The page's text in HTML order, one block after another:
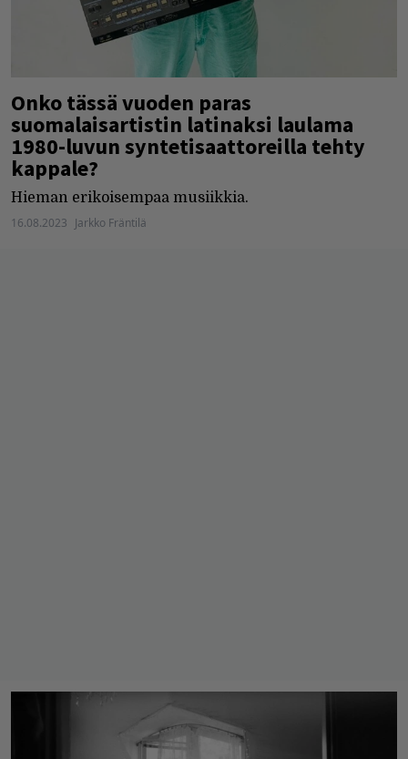
Onko tässä vuoden paras
suomalaisartistin latinaksi laulama
1980-luvun syntetisaattoreilla tehty
kappale?
Hieman erikoisempaa musiikkia.
16.08.2023 Jarkko Fräntilä